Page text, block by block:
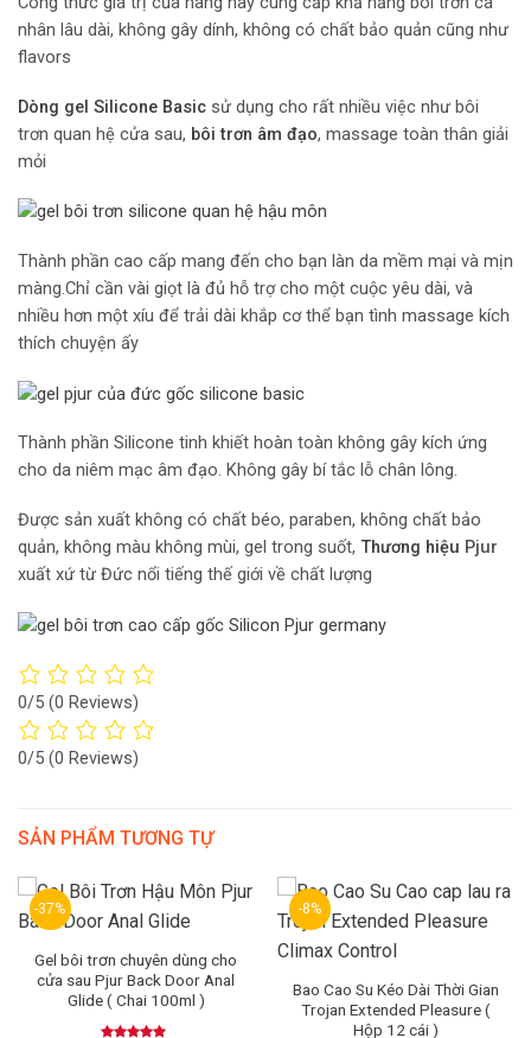
nhân lâu dài, không gây dính, không có chất bảo quản cũng như
flavors
Dòng gel Silicone Basic sử dụng cho rất nhiều việc như bôi
trơn quan hệ cửa sau, bôi trơn âm đạo, massage toàn thân giải
mỏi
Thành phần cao cấp mang đến cho bạn làn da mềm mại và mịn
màng.Chỉ cần vài giọt là đủ hỗ trợ cho một cuộc yêu dài, và
nhiều hơn một xíu để trải dài khắp cơ thể bạn tình massage kích
thích chuyện ấy
Thành phần Silicone tinh khiết hoàn toàn không gây kích ứng
cho da niêm mạc âm đạo. Không gây bí tắc lỗ chân lông.
Được sản xuất không có chất béo, paraben, không chất bảo
quản, không màu không mùi, gel trong suốt, Thương hiệu Pjur
xuất xứ từ Đức nổi tiếng thế giới về chất lượng
0/5 (0 Reviews)
0/5 (0 Reviews)
SẢN PHẨM TƯƠNG TỰ
-37%
Gel bôi trơn chuyên dùng cho
cửa sau Pjur Back Door Anal
Glide ( Chai 100ml )
-8%
Bao Cao Su Kéo Dài Thời Gian
Trojan Extended Pleasure (
Hộp 12 cái )